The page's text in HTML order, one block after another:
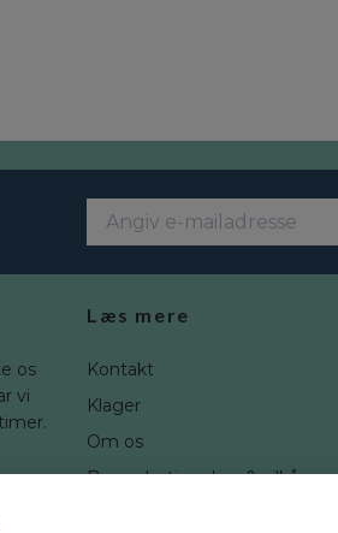
os
vi
Læs mere
Kontakt
Klager
Om os
Brugerbetingelser & vilkår